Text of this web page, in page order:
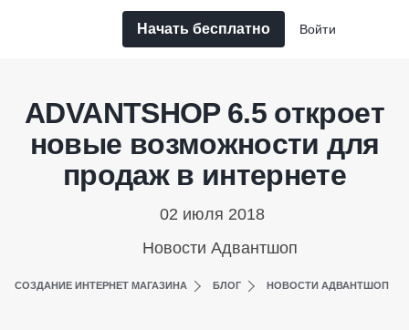
Начать бесплатно Войти
ADVANTSHOP 6.5 откроет
новые возможности для
продаж в интернете
02 июля 2018
Новости Адвантшоп
СОЗДАНИЕ ИНТЕРНЕТ МАГАЗИНА БЛОГ НОВОСТИ АДВАНТШОП